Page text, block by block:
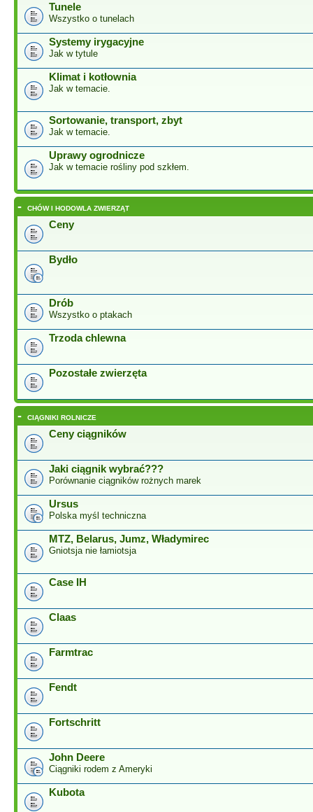
Tunele
Wszystko o tunelach
Systemy irygacyjne
Jak w tytule
Klimat i kotłownia
Jak w temacie.
Sortowanie, transport, zbyt
Jak w temacie.
Uprawy ogrodnicze
Jak w temacie rośliny pod szkłem.
- CHÓW I HODOWLA ZWIERZĄT
Ceny
Bydło
Drób
Wszystko o ptakach
Trzoda chlewna
Pozostałe zwierzęta
- CIĄGNIKI ROLNICZE
Ceny ciągników
Jaki ciągnik wybrać???
Porównanie ciągników rożnych marek
Ursus
Polska myśl techniczna
MTZ, Belarus, Jumz, Władymirec
Gniotsja nie łamiotsja
Case IH
Claas
Farmtrac
Fendt
Fortschritt
John Deere
Ciągniki rodem z Ameryki
Kubota